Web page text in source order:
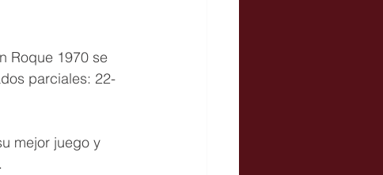
Roque 1970 se
parciales: 22-
mejor juego y